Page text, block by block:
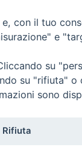
con il tuo
e
su
su "rifiuta"
sono
Rifiuta